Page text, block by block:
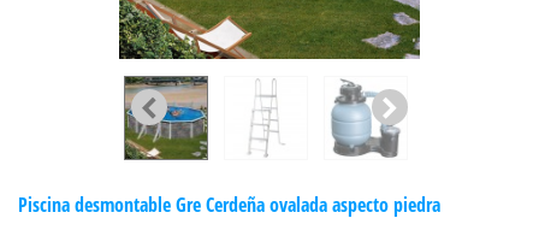
Piscina desmontable Gre Cerdeña ovalada aspecto piedra